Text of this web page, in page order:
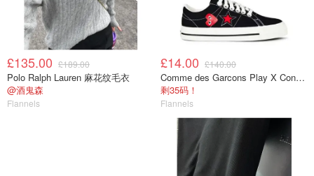
£135.00 £189.00
Polo Ralph Lauren 麻花纹毛衣
@酒鬼森
Flannels
£14.00 £140.00
Comme des Garcons Play X Converse One Star 帆布鞋
剩35码！
Flannels